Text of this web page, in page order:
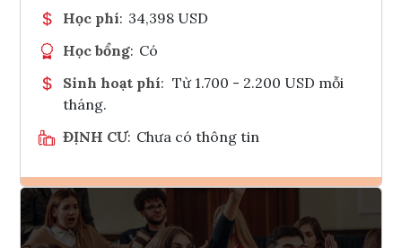
Học phí: 34,398 USD
Học bổng: Có
Sinh hoạt phí: Từ 1.700 - 2.200 USD mỗi
tháng.
ĐỊNH CƯ: Chưa có thông tin
Ghi danh